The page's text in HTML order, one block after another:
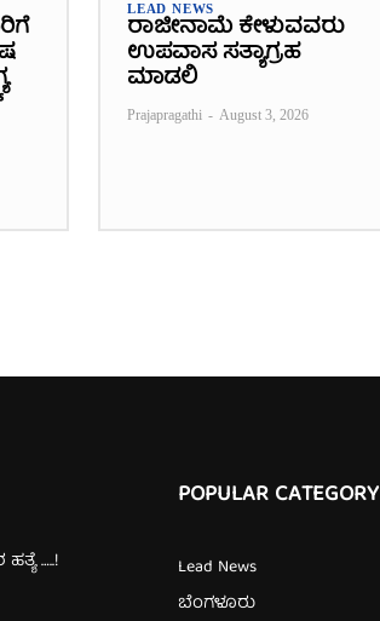
LEAD NEWS
ರಾಜೀನಾಮೆ ಕೇಳುವವರು
ಉಪವಾಸ ಸತ್ಯಾಗ್ರಹ
ಮಾಡಲಿ
Prajapragathi - August 3, 2026
…..!
POPULAR CATEGORY
Lead News
ಬೆಂಗಳೂರು